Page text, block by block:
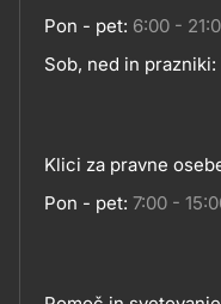
Pon - pet: 6:00 -
Sob, ned in prazniki:
Klici za pravne
Pon - pet: 7:00 -